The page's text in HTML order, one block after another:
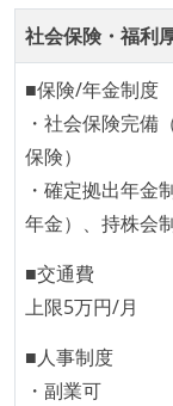
Code）の環
オープンな
KPI などチー
誰もがいつで
ドキュメント
取り組みをし
業務時間中に
社会保険・福利
■保険/年金制度
・社会保険完備
保険）
・確定拠出年金
年金）、持株会
■交通費
上限5万円/月
■人事制度
・副業可